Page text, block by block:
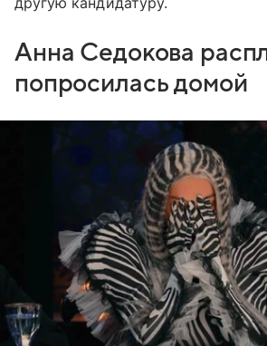
Анна Седокова
попросилась домой